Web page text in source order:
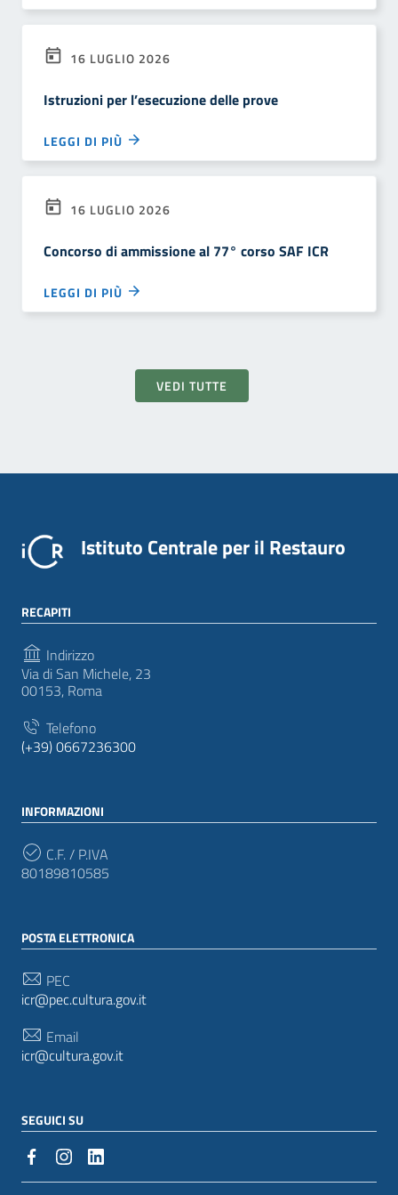
16 LUGLIO 2026
Istruzioni per l’esecuzione delle prove
LEGGI DI PIÙ
16 LUGLIO 2026
Concorso di ammissione al 77° corso SAF ICR
LEGGI DI PIÙ
VEDI TUTTE
Istituto Centrale per il Restauro
RECAPITI
Indirizzo
Via di San Michele, 23
00153, Roma
Telefono
(+39) 0667236300
INFORMAZIONI
C.F. / P.IVA
80189810585
POSTA ELETTRONICA
PEC
icr@pec.cultura.gov.it
Email
icr@cultura.gov.it
SEGUICI SU